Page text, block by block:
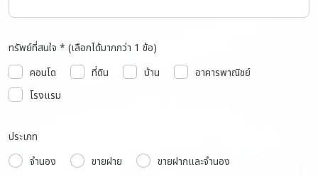
ทรัพย์ที่สนใจ * (เลือกได้มากกว่า 1 ข้อ)
คอนโด
ที่ดิน บ้าน
อาคารพาณิชย์
โรงแรม
ประเภท
จำนอง
ขายฝาย ขายฝากและจำนอง